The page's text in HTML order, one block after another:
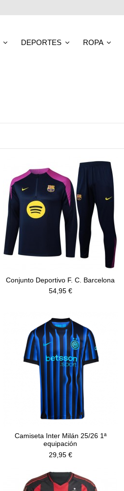
DEPORTES ROPA
Conjunto Deportivo F. C. Barcelona
54,95 €
Camiseta Inter Milán 25/26 1ª
equipación
29,95 €